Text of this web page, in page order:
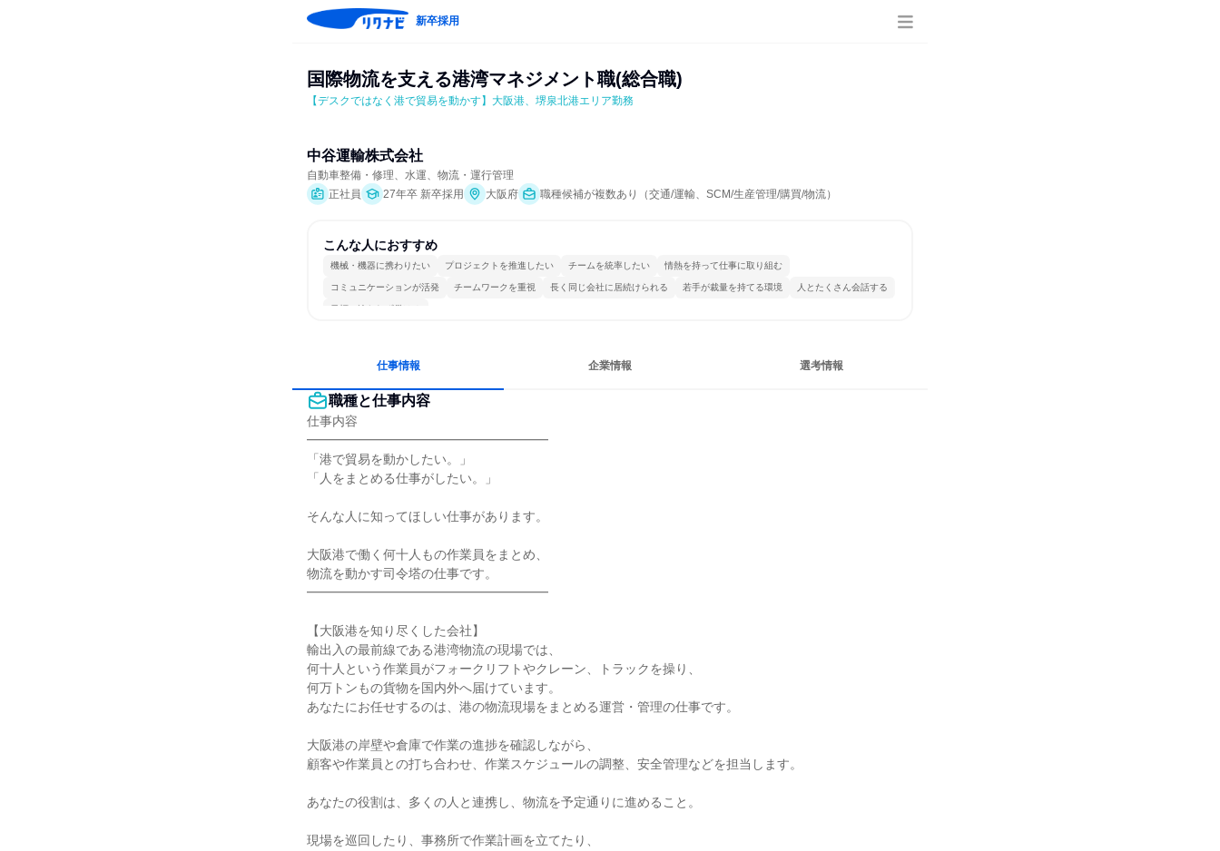
新卒採用
国際物流を支える港湾マネジメント職(総合職)
【デスクではなく港で貿易を動かす】大阪港、堺泉北港エリア勤務
中谷運輸株式会社
自動車整備・修理、水運、物流・運行管理
正社員
27年卒 新卒採用 大阪府 職種候補が複数あり（交通/運輸、SCM/生産管理/購買/物流）
こんな人におすすめ
機械・機器に携わりたい プロジェクトを推進したい チームを統率したい 情熱を持って仕事に取り組む
コミュニケーションが活発 チームワークを重視 長く同じ会社に居続けられる 若手が裁量を持てる環境 人とたくさん会話する
目標に追われず働ける
仕事情報 企業情報 選考情報
職種と仕事内容
仕事内容
━━━━━━━━━━━━━━━━━━━
「港で貿易を動かしたい。」
「人をまとめる仕事がしたい。」
そんな人に知ってほしい仕事があります。
大阪港で働く何十人もの作業員をまとめ、
物流を動かす司令塔の仕事です。
━━━━━━━━━━━━━━━━━━━
【大阪港を知り尽くした会社】
輸出入の最前線である港湾物流の現場では、
何十人という作業員がフォークリフトやクレーン、トラックを操り、
何万トンもの貨物を国内外へ届けています。
あなたにお任せするのは、港の物流現場をまとめる運営・管理の仕事です。
大阪港の岸壁や倉庫で作業の進捗を確認しながら、
顧客や作業員との打ち合わせ、作業スケジュールの調整、安全管理などを担当します。
あなたの役割は、多くの人と連携し、物流を予定通りに進めること。
現場を巡回したり、事務所で作業計画を立てたり、